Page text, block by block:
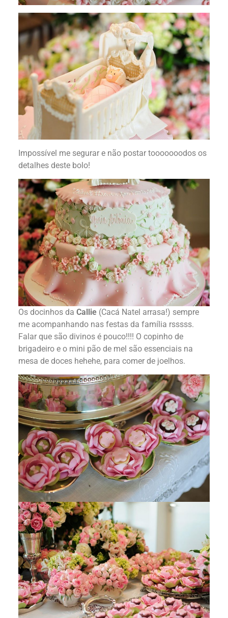
Impossível me segurar e não postar tooooooodos os
detalhes deste bolo!
Os docinhos da Callie (Cacá Natel arrasa!) sempre
me acompanhando nas festas da família rsssss.
Falar que são divinos é pouco!!!! O copinho de
brigadeiro e o mini pão de mel são essenciais na
mesa de doces hehehe, para comer de joelhos.